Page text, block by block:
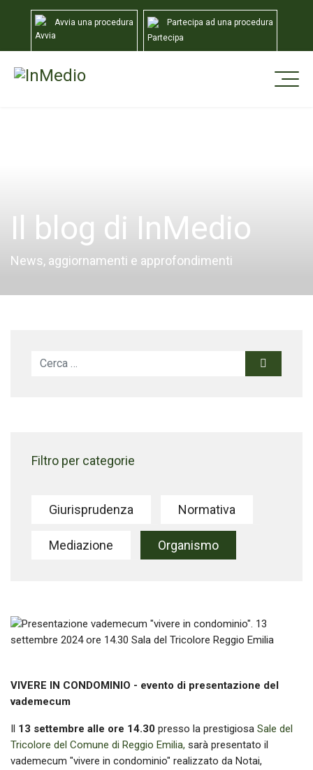
Avvia una procedura Partecipa ad una procedura
Il blog di InMedio
News, aggiornamenti e approfondimenti
VIVERE IN CONDOMINIO - evento di presentazione del
vademecum
Il 13 settembre alle ore 14.30 presso la prestigiosa Sale del
Tricolore del Comune di Reggio Emilia, sarà presentato il
vademecum "vivere in condominio" realizzato da Notai,
Cerca
Filtro per categorie
Giurisprudenza Normativa
Mediazione Organismo